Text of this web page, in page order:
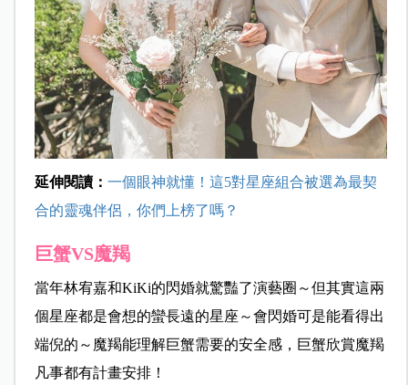
延伸閱讀： 一個眼神就懂！這5對星座組合被選為最契
合的靈魂伴侶，你們上榜了嗎？
巨蟹VS魔羯
當年林宥嘉和KiKi的閃婚就驚豔了演藝圈～但其實這兩
個星座都是會想的蠻長遠的星座～會閃婚可是能看得出
端倪的～魔羯能理解巨蟹需要的安全感，巨蟹欣賞魔羯
凡事都有計畫安排！